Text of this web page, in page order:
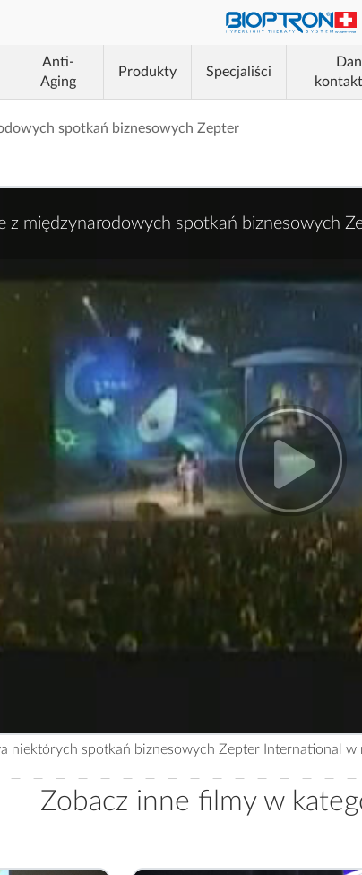
®
Anti-
Aging
Produkty
®
Specjaliści
spotkań biznesowych Zepter
z międzynarodowych spotkań biznesowych
niektórych spotkań biznesowych Zepter International
Zobacz inne filmy w